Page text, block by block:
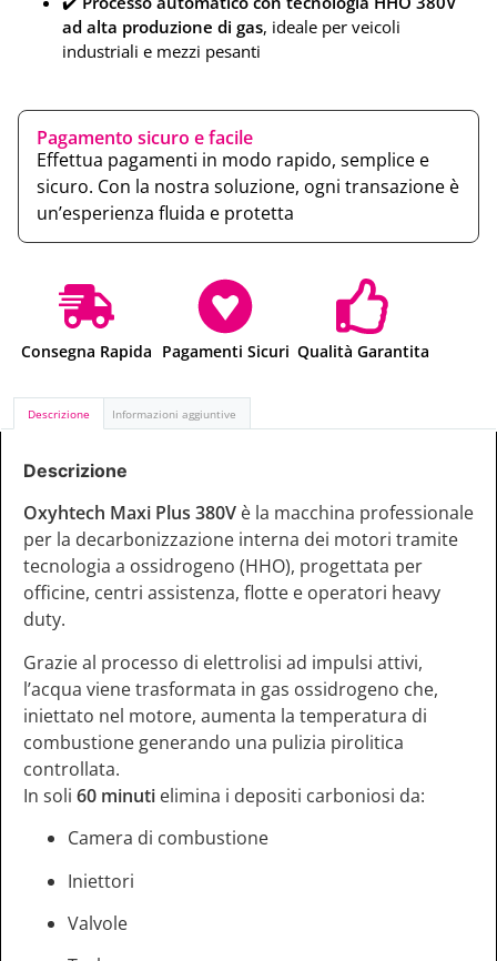
ad alta produzione di gas, ideale per veicoli
industriali e mezzi pesanti
Pagamento sicuro e facile
Effettua pagamenti in modo rapido, semplice e
sicuro. Con la nostra soluzione, ogni transazione è
un’esperienza fluida e protetta
Consegna Rapida Pagamenti Sicuri Qualità Garantita
Descrizione Informazioni aggiuntive
Descrizione
Oxyhtech Maxi Plus 380V è la macchina professionale
per la decarbonizzazione interna dei motori tramite
tecnologia a ossidrogeno (HHO), progettata per
officine, centri assistenza, flotte e operatori heavy
duty.
Grazie al processo di elettrolisi ad impulsi attivi,
l’acqua viene trasformata in gas ossidrogeno che,
iniettato nel motore, aumenta la temperatura di
combustione generando una pulizia pirolitica
controllata.
In soli 60 minuti elimina i depositi carboniosi da:
Camera di combustione
Iniettori
Valvole